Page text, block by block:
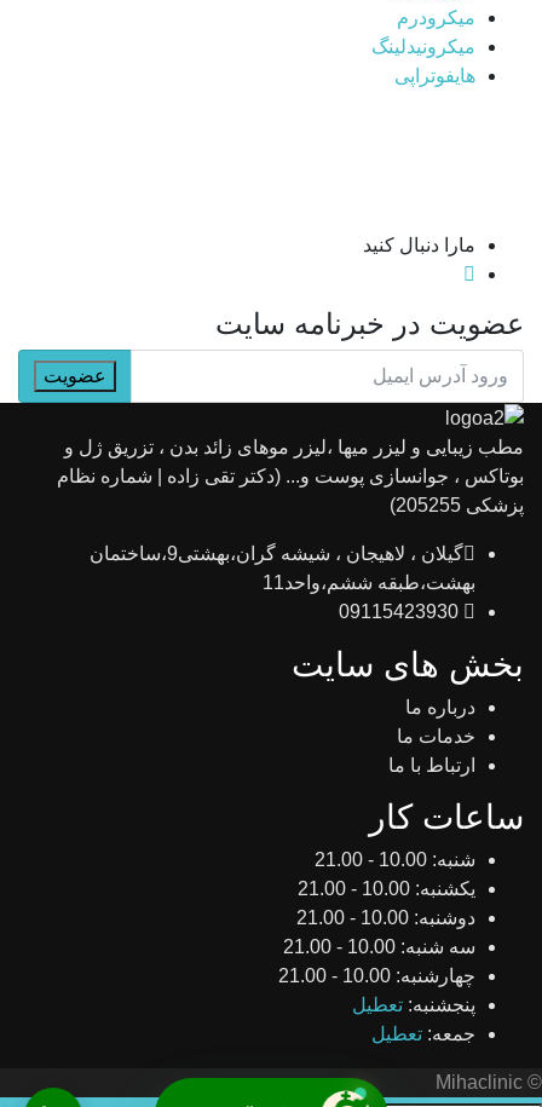
میکرودرم
میکرونیدلینگ
هایفوتراپی
مارا دنبال کنید
عضویت در خبرنامه سایت
مطب زیبایی و لیزر میها ،لیزر موهای زائد بدن ، تزریق ژل و
بوتاکس ، جوانسازی پوست و... (دکتر تقی زاده | شماره نظام
پزشکی 205255)
گیلان ، لاهیجان ، شیشه گران،بهشتی9،ساختمان
بهشت،طبقه ششم،واحد11
09115423930
بخش های سایت
درباره ما
خدمات ما
ارتباط با ما
ساعات کار
شنبه: 10.00 - 21.00
یکشنبه: 10.00 - 21.00
دوشنبه: 10.00 - 21.00
سه شنبه: 10.00 - 21.00
چهارشنبه: 10.00 - 21.00
پنجشنبه: تعطیل
جمعه: تعطیل
© Mihaclinic